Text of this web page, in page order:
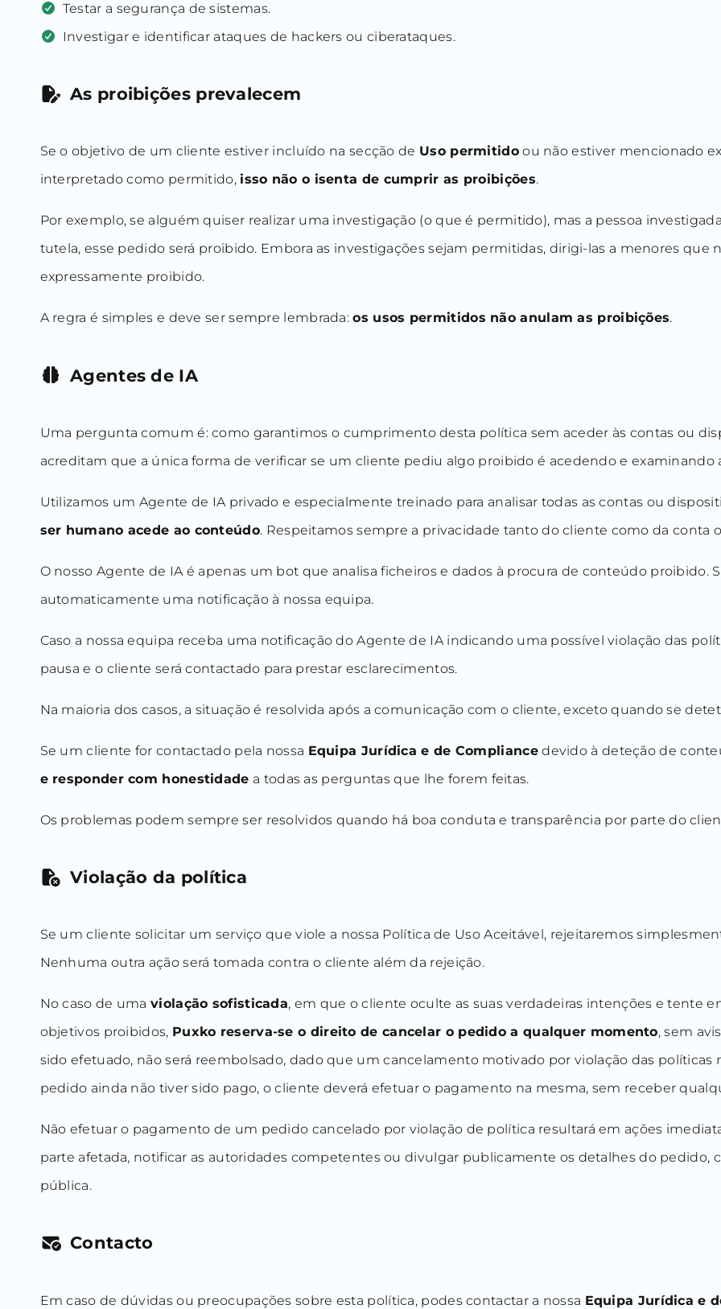
Testar a segurança de sistemas.
Investigar e identificar ataques de hackers ou ciberataques.
As proibições prevalecem
Se o objetivo de um cliente estiver incluído na secção de Uso permitidoou não estiver mencionado
interpretado como permitido, isso não o isenta de cumprir as proibições.
Por exemplo, se alguém quiser realizar uma investigação (o que é permitido), mas a pessoa
tutela, esse pedido será proibido. Embora as investigações sejam permitidas, dirigi-las a menores que
expressamente proibido.
A regra é simples e deve ser sempre lembrada:os usos permitidos não anulam as proibições.
Agentes de IA
Uma pergunta comum é: como garantimos o cumprimento desta política sem aceder às contas ou
acreditam que a única forma de verificar se um cliente pediu algo proibido é acedendo e
Utilizamos um Agente de IA privado e especialmente treinado para analisar todas as contas ou
ser humano acede ao conteúdo. Respeitamos sempre a privacidade tanto do cliente como da conta
O nosso Agente de IA é apenas um bot que analisa ficheiros e dados à procura de conteúdo proibido.
automaticamente uma notificação à nossa equipa.
Caso a nossa equipa receba uma notificação do Agente de IA indicando uma possível violação das
pausa e o cliente será contactado para prestar esclarecimentos.
Na maioria dos casos, a situação é resolvida após a comunicação com o cliente, exceto quando se
Se um cliente for contactado pela nossa Equipa Jurídica e de Compliancedevido à deteção de
e responder com honestidade a todas as perguntas que lhe forem feitas.
Os problemas podem sempre ser resolvidos quando há boa conduta e transparência por parte do
Violação da política
Se um cliente solicitar um serviço que viole a nossa Política de Uso Aceitável, rejeitaremos
Nenhuma outra ação será tomada contra o cliente além da rejeição.
No caso de umaviolação sofisticada, em que o cliente oculte as suas verdadeiras intenções e tente
objetivos proibidos, Puxko reserva-se o direito de cancelar o pedido a qualquer momento, sem
sido efetuado, não será reembolsado, dado que um cancelamento motivado por violação das políticas
pedido ainda não tiver sido pago, o cliente deverá efetuar o pagamento na mesma, sem receber
Não efetuar o pagamento de um pedido cancelado por violação de política resultará em ações
parte afetada, notificar as autoridades competentes ou divulgar publicamente os detalhes do pedido,
pública.
Contacto
Em caso de dúvidas ou preocupações sobre esta política, podes contactar a nossa Equipa Jurídica e